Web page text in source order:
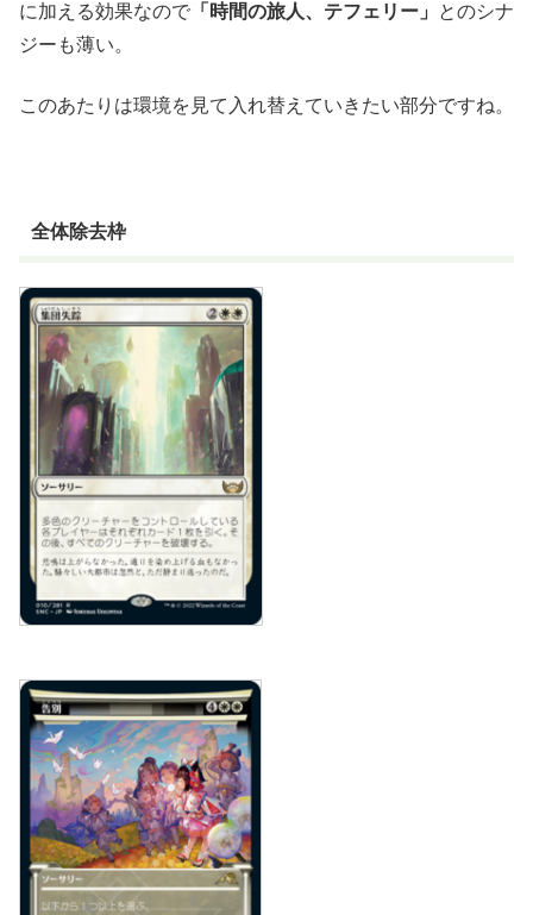
に加える効果なので 「時間の旅人、テフェリー」
とのシナ
ジーも薄い。
このあたりは環境を見て入れ替えていきたい部分ですね。
全体除去枠